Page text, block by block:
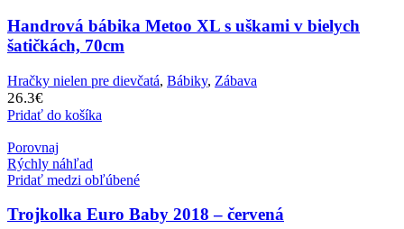
Handrová bábika Metoo XL s uškami v bielych
šatičkách, 70cm
Hračky nielen pre dievčatá, Bábiky, Zábava
26.3€
Pridať do košíka
Porovnaj
Rýchly náhľad
Pridať medzi obľúbené
Trojkolka Euro Baby 2018 – červená